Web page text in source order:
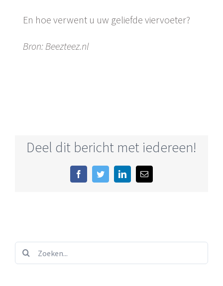
En hoe verwent u uw geliefde viervoeter?
Bron: Beezteez.nl
Deel dit bericht met iedereen!
FacebookTwitterLinkedIn
E-
mail
Zoeken...